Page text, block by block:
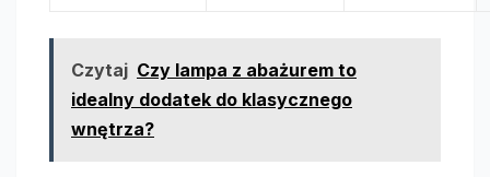
Czytaj Czy lampa z abażurem to
idealny dodatek do klasycznego
wnętrza?